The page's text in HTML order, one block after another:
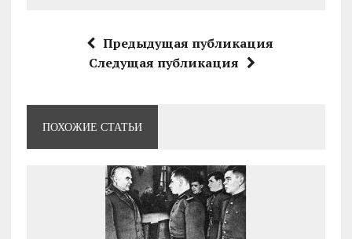
Предыдущая публикация
Следущая публикация
ПОХОЖИЕ СТАТЬИ